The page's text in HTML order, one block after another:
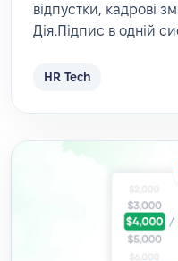
відпустки, кадрові
Дія.Підпис в одній
HR Tech